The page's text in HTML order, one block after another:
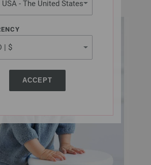
USA - The United States
ACCEPT